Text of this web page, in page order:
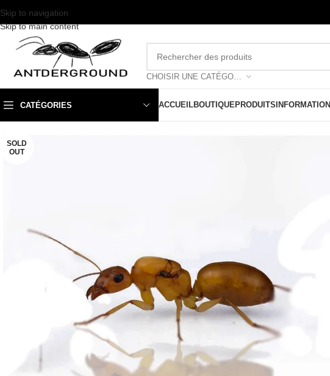
Skip to navigation
Skip to main content
CATÉGORIES ACCUEILBOUTIQUEPRODUITS INFORMATION
SOLD
OUT